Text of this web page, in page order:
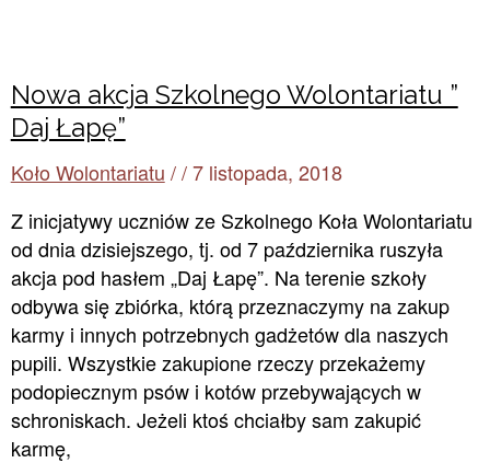
Nowa akcja Szkolnego Wolontariatu ”
Daj Łapę”
Koło Wolontariatu //7 listopada, 2018
Z inicjatywy uczniów ze Szkolnego Koła Wolontariatu
od dnia dzisiejszego, tj. od 7 października ruszyła
akcja pod hasłem „Daj Łapę”. Na terenie szkoły
odbywa się zbiórka, którą przeznaczymy na zakup
karmy i innych potrzebnych gadżetów dla naszych
pupili. Wszystkie zakupione rzeczy przekażemy
podopiecznym psów i kotów przebywających w
schroniskach. Jeżeli ktoś chciałby sam zakupić
karmę,